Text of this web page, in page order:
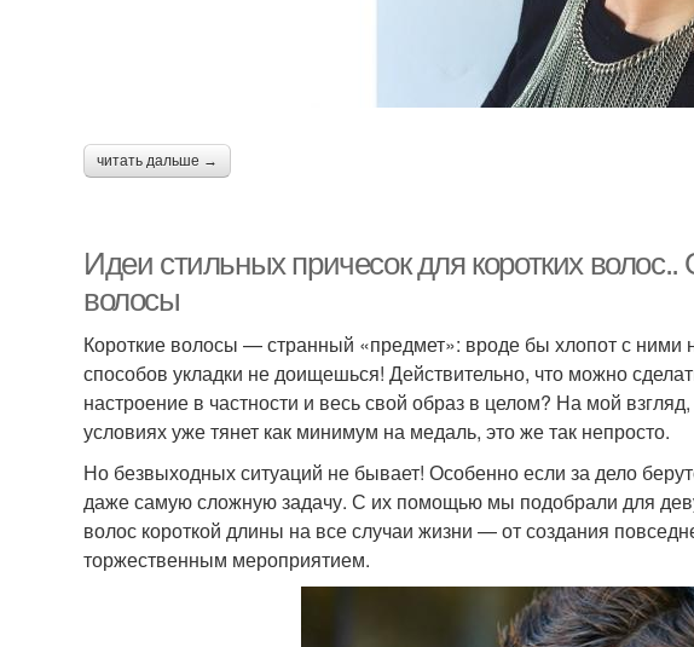
читать дальше →
Идеи стильных причесок для коротких волос..
волосы
Короткие волосы — странный «предмет»: вроде бы хлопот с
способов укладки не доищешься! Действительно, что можно
настроение в частности и весь свой образ в целом? На мой
условиях уже тянет как минимум на медаль, это же так непросто.
Но безвыходных ситуаций не бывает! Особенно если за дело
даже самую сложную задачу. С их помощью мы подобрали для
волос короткой длины на все случаи жизни — от создания
торжественным мероприятием.